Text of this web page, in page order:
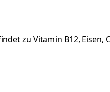
zu Vitamin B12,